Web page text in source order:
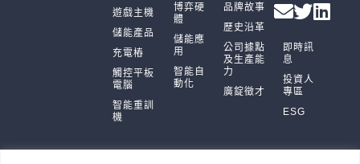
遊戲主機
儲能產品
充電樁
觸控平板
電腦
智能重訓
機
博弈硬
體
儲能應
用
智能自
動化
品牌故事
歷史沿革
公司據點
及生產能
力
廣錠徵才
即時訊
息
投資人
專區
ESG